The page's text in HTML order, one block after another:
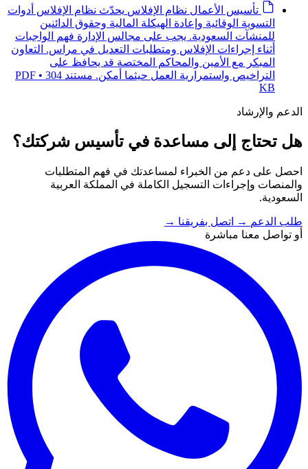
تأسيس الأعمال نظام الإفلاس يحدّث نظام الإفلاس أدوات
التسوية الوقائية وإعادة الهيكلة المالية وحقوق الدائنين
للمنشآت السعودية. يجب على مجالس الإدارة فهم الواجبات
أثناء إجراءات الإفلاس ومتطلبات التعديل في مراس. التعاون
المبكر مع الأمين والمحاكم المختصة قد يحافظ على
التراخيص واستمرارية العمل حيثما أمكن.
مستند PDF • 304
KB
الدعم والإرشاد
هل تحتاج إلى مساعدة في تأسيس شركتك؟
احصل على دعم من الخبراء لمساعدتك في فهم المتطلبات
والمنصات وإجراءات التسجيل الكاملة في المملكة العربية
السعودية.
طلب الدعم → اتصل بفريقنا →
أو تواصل معنا مباشرة